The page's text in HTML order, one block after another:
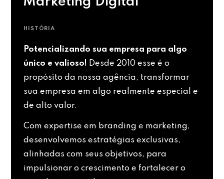
HISTÓRIA
Potencializando sua empresa para algo
único e valioso! Desde 2010 esse é o
propósito da nossa agência, transformar
sua empresa em algo realmente especial e
de alto valor.
Com expertise em branding e marketing,
desenvolvemos estratégias exclusivas,
alinhadas com seus objetivos, para
impulsionar o crescimento e fortalecer o